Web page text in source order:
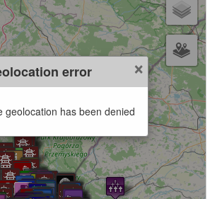
×
error
geolocation has been denied